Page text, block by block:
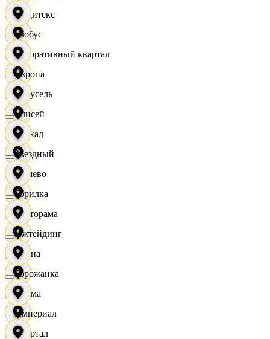
Индитекс
Декоративный квартал
Карусель
Каскад
Дёшево
Касторама
Диана
Дисма
Квартал
Глобус
Европа
Елисей
Звездный
Горилка
Ижтейдинг
Горожанка
Империал